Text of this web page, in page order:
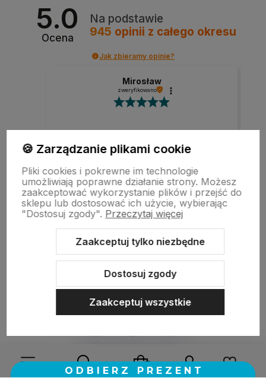
5.0
Ocena
Na podstawie
945 opinii z całego okresu
Jak zbieramy opinie?
Mirosław
zweryfikowano
Szybka realizacja zamówienia.
w tym miesiącu
zebranych i zweryfikowanych przez
Sklep internetowy Shoper.pl Szablon Shoper Modern 3.0™
GrowCommerce
🍪 Zarządzanie plikami cookie
Pliki cookies i pokrewne im technologie
umożliwiają poprawne działanie strony. Możesz
zaakceptować wykorzystanie plików i przejść do
sklepu lub dostosować ich użycie, wybierając
"Dostosuj zgody". Przeczytaj więcej
Zaakceptuj tylko niezbędne
Dostosuj zgody
Zaakceptuj wszystkie